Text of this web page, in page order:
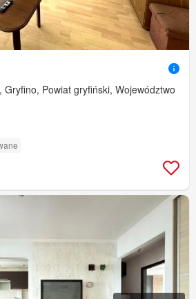
Gryfino, Powiat gryfiński, Województwo